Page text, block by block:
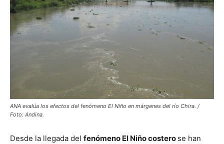
ANA evalúa los efectos del fenómeno El Niño en márgenes del río Chira. /
Foto: Andina.
Desde la llegada del fenómeno El Niño costero se han